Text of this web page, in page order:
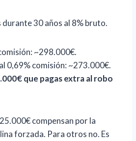
durante 30 años al 8% bruto.
~298.000€.
0,69% comisión: ~273.000€.
que pagas extra al robo
compensan por la
forzada. Para otros no. Es